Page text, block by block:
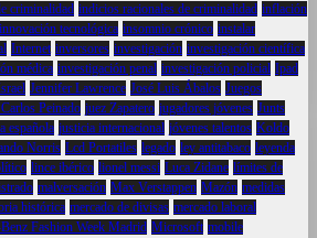
criminalidad indicios racionales de criminalidad inflación
innovación tecnológica insomnio crónico instalar
Internet inversores investigación investigación científica
médica investigación penal investigación policial Ipad
Jennifer Lawrence José Luis Ábalos Juegos
Peinado juez Zapatero jugadores jóvenes Junts
española justicia internacional jóvenes talentos Koldo
Norris Lcd Portatiles legado ley antitabaco leyenda
lince ibérico lionel messi Luca Zidane límites de
malversación Max Verstappen Mazón medidas
histórica mercado de divisas mercado laboral
Fashion Week Madrid Microsoft mobile